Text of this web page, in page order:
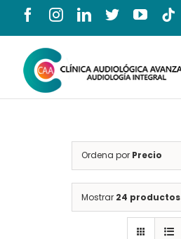
Saltar
contenido
ProductosOrdena por Precio
Mostrar 24 productos